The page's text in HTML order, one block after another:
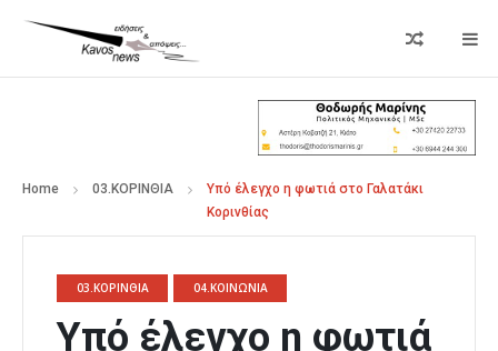
Home 03.ΚΟΡΙΝΘΙΑ
Υπό έλεγχο η φωτιά στο Γαλατάκι
Κορινθίας
03.ΚΟΡΙΝΘΙΑ 04.ΚΟΙΝΩΝΙΑ
Υπό έλεγχο η φωτιά